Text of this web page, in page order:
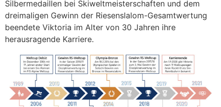
Silbermedaillen bei Skiweltmeisterschaften und dem
dreimaligen Gewinn der Riesenslalom-Gesamtwertung
beendete Viktoria im Alter von 30 Jahren ihre
herausragende Karriere.